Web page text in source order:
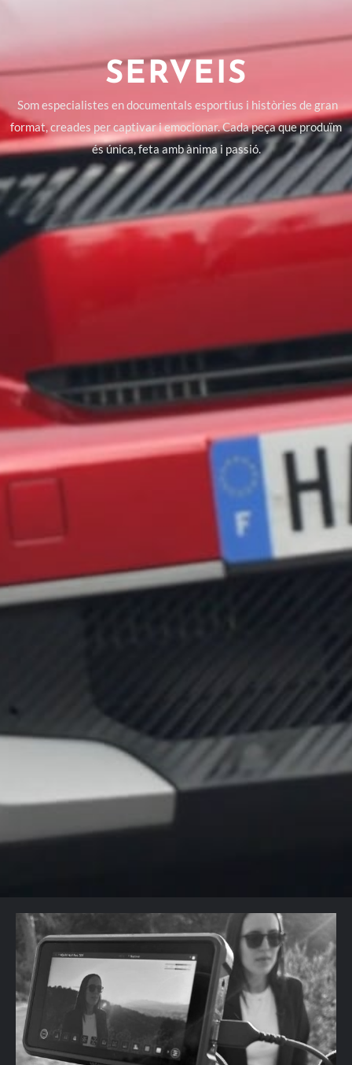
SERVEIS
Som especialistes en documentals esportius i històries de gran
format, creades per captivar i emocionar. Cada peça que produïm
és única, feta amb ànima i passió.